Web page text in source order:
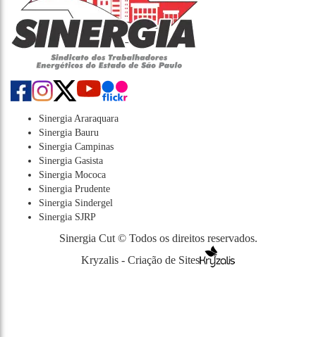
Sinergia Araraquara
Sinergia Bauru
Sinergia Campinas
Sinergia Gasista
Sinergia Mococa
Sinergia Prudente
Sinergia Sindergel
Sinergia SJRP
Sinergia Cut © Todos os direitos reservados.
Kryzalis - Criação de Sites